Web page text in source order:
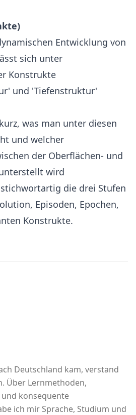
Entwicklung von
sich unter
Konstrukte
und 'Tiefenstruktur'
was man unter diesen
und welcher
der Oberflächen- und
wird
stichwortartig die drei Stufen
Episoden, Epochen,
Konstrukte.
Deutschland kam, verstand
Über Lernmethoden,
konsequente
ich mir Sprache, Studium und